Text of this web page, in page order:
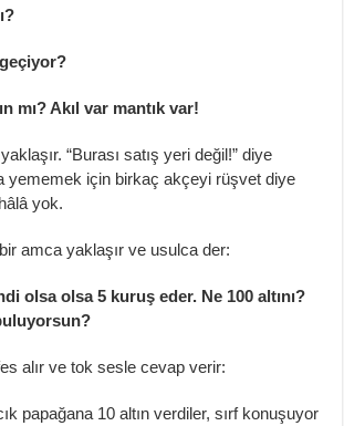
mı? Akıl var mantık var!
“Burası satış yeri değil!” diye
yememek için birkaç akçeyi rüşvet diye
yok.
amca yaklaşır ve usulca der:
olsa olsa 5 kuruş eder. Ne 100 altını?
alır ve tok sesle cevap verir:
papağana 10 altın verdiler, sırf konuşuyor